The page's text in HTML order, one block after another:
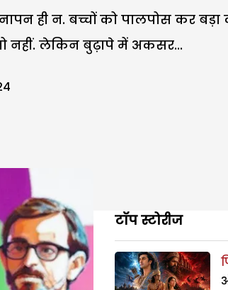
ही न. बच्चों को पालपोस कर
नहीं. लेकिन बुढ़ापे में अकसर...
टॉप स्टोरीज